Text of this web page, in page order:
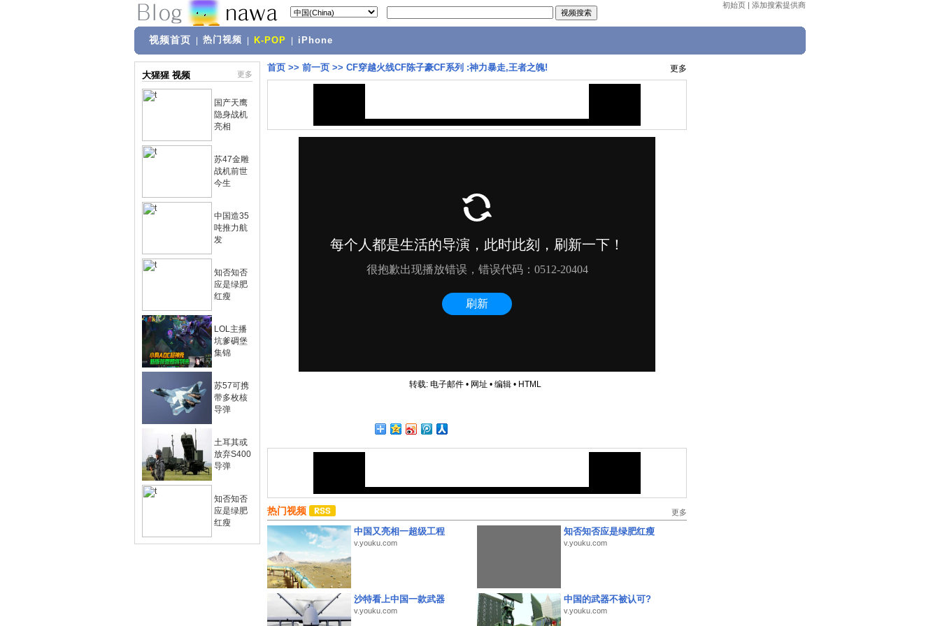
初始页 | 添加搜索提供商
视频首页 热门视频 K-POP iPhone
大猩猩 视频 更多
国产天鹰
隐身战机
亮相
苏47金雕
战机前世
今生
中国造35
吨推力航
发
知否知否
应是绿肥
红瘦
LOL主播
坑爹碉堡
集锦
苏57可携
带多枚核
导弹
土耳其或
放弃S400
导弹
知否知否
应是绿肥
红瘦
首页 >> 前一页 >> CF穿越火线CF陈子豪CF系列 :神力暴走,王者之魄! 更多
转载: 电子邮件• 网址 • 编辑• HTML
热门视频 更多
中国又亮相一超级工程
v.youku.com
知否知否应是绿肥红瘦
v.youku.com
沙特看上中国一款武器
v.youku.com
中国的武器不被认可?
v.youku.com